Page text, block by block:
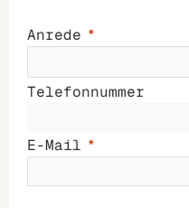
Anrede
Telefonnummer
E-Mail